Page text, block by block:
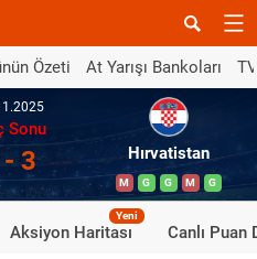
Özeti At Yarışı Bankoları
Sonu
3 Hırvatistan
M G G M G
Aksiyon Haritası
Yeni
Canlı Puan